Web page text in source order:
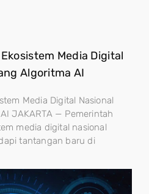
Media Digital
Algoritma AI
Media Digital Nasional
JAKARTA — Pemerintah
media digital nasional
tantangan baru di